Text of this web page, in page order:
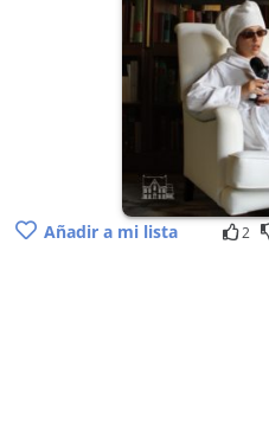
Añadir a mi lista 2